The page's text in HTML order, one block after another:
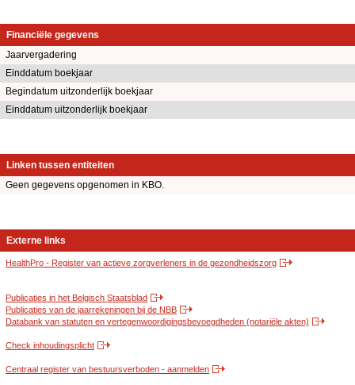
Financiële gegevens
Jaarvergadering
Einddatum boekjaar
Begindatum uitzonderlijk boekjaar
Einddatum uitzonderlijk boekjaar
Linken tussen entiteiten
Geen gegevens opgenomen in KBO.
Externe links
HealthPro - Register van actieve zorgverleners in de gezondheidszorg
Publicaties in het Belgisch Staatsblad
Publicaties van de jaarrekeningen bij de NBB
Databank van statuten en vertegenwoordigingsbevoegdheden (notariële akten)
Check inhoudingsplicht
Centraal register van bestuursverboden - aanmelden